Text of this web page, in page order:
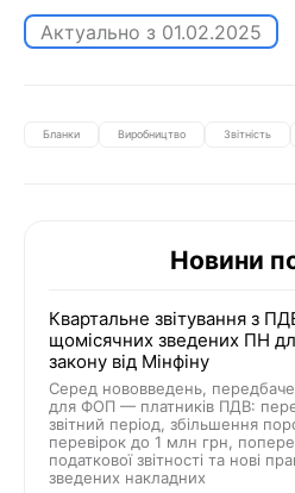
Актуально з 01.02.2025
Бланки Виробництво Звітність
Новини
Квартальне звітування з
щомісячних зведених ПН
закону від Мінфіну
Серед нововведень,
для ФОП — платників ПДВ:
звітний період, збільшення
перевірок до 1 млн грн,
податкової звітності та нові
зведених накладних